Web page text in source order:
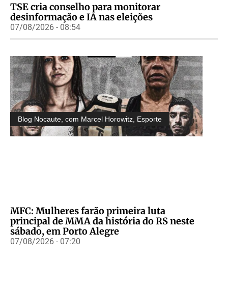
TSE cria conselho para monitorar
desinformação e IA nas eleições
07/08/2026 - 08:54
Blog Nocaute, com Marcel Horowitz Esporte
MFC: Mulheres farão primeira luta
principal de MMA da história do RS neste
sábado, em Porto Alegre
07/08/2026 - 07:20